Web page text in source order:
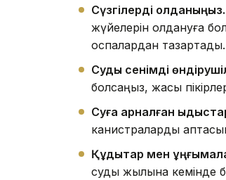
Сүзгілерді қолданыңыз.
жүйелерін қолдануға
қоспалардан тазартады.
Суды сенімді
болсаңыз, жақсы
Суға арналған
канистраларды
Құдықтар мен
суды жылына кемінде